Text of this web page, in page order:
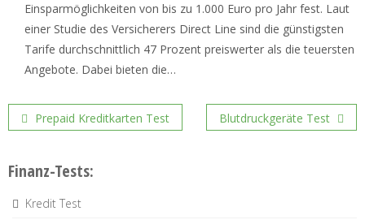
Einsparmöglichkeiten von bis zu 1.000 Euro pro Jahr fest. Laut
einer Studie des Versicherers Direct Line sind die günstigsten
Tarife durchschnittlich 47 Prozent preiswerter als die teuersten
Angebote. Dabei bieten die…
Post Prepaid Kreditkarten Test Blutdruckgeräte Test
Finanz-Tests:
Kredit Test